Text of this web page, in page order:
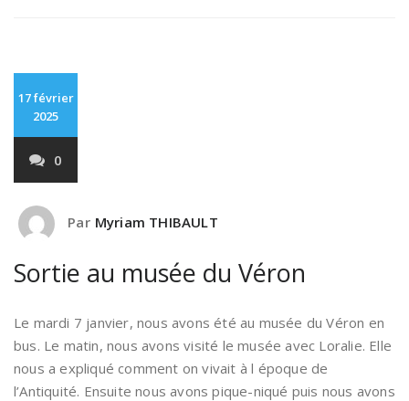
17 février
2025
0
Par Myriam THIBAULT
Sortie au musée du Véron
Le mardi 7 janvier, nous avons été au musée du Véron en
bus. Le matin, nous avons visité le musée avec Loralie. Elle
nous a expliqué comment on vivait à l époque de
l’Antiquité. Ensuite nous avons pique-niqué puis nous avons